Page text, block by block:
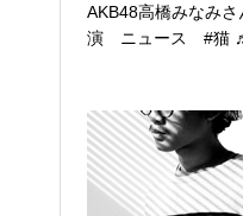
AKB48高橋みなみ
演 ニュース#猫